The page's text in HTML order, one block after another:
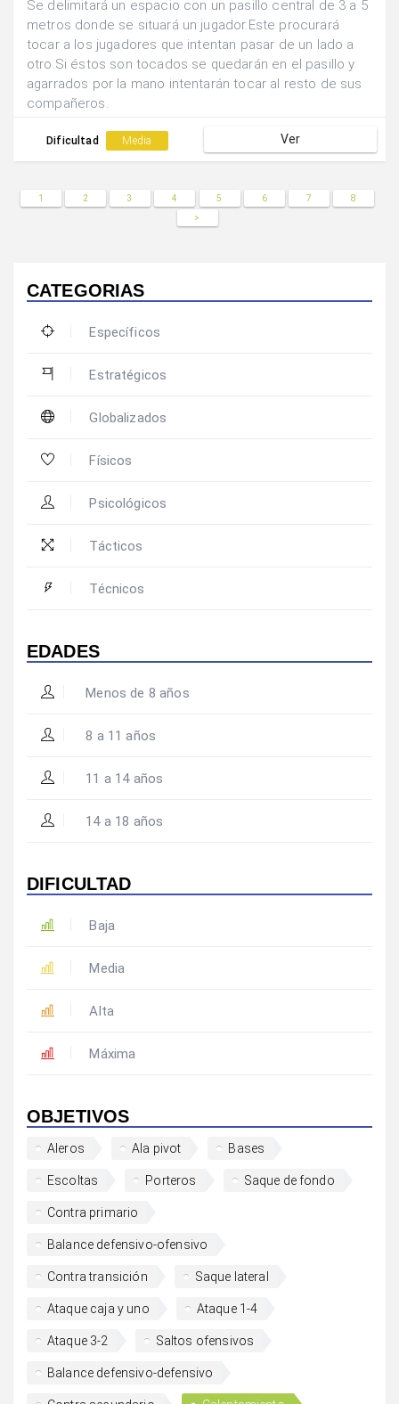
Se delimitará un espacio con un pasillo central de 3 a 5
metros donde se situará un jugador.Este procurará
tocar a los jugadores que intentan pasar de un lado a
otro.Si éstos son tocados se quedarán en el pasillo y
agarrados por la mano intentarán tocar al resto de sus
compañeros.
Dificultad Media Ver
1 2 3 4 5 6 7
8
>
CATEGORIAS
Específicos
Estratégicos
Globalizados
Físicos
Psicológicos
Tácticos
Técnicos
EDADES
Menos de 8 años
8 a 11 años
11 a 14 años
14 a 18 años
DIFICULTAD
Baja
Media
Alta
Máxima
OBJETIVOS
Aleros Ala pivot Bases
Escoltas Porteros Saque de fondo
Contra primario
Balance defensivo-ofensivo
Contra transición Saque lateral
Ataque caja y uno Ataque 1-4
Ataque 3-2 Saltos ofensivos
Balance defensivo-defensivo